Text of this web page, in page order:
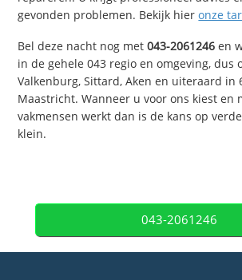
gevonden problemen. Bekijk hieronze
Bel deze nacht nog met043-2061246 en
in de gehele 043 regio en omgeving, dus
Valkenburg, Sittard, Aken en uiteraard in
Maastricht. Wanneer u voor ons kiest en
vakmensen werkt dan is de kans op
klein.
043-2061246